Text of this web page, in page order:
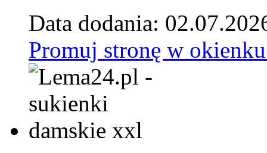
Data dodania:
Promuj stronę w